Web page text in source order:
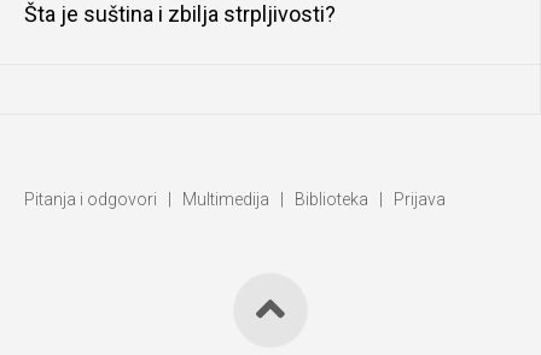
Šta je suština i zbilja strpljivosti?
Pitanja i odgovori Multimedija Biblioteka Prijava